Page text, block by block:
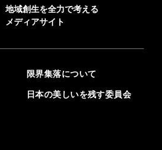
地域創生を全力で考える
メディアサイト
限界集落について
日本の美しいを残す委員会